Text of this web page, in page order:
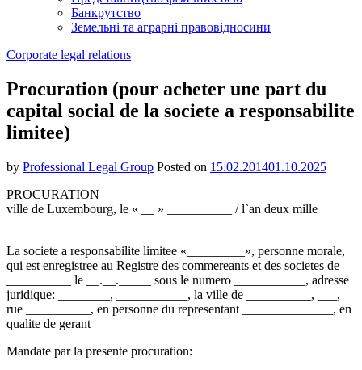
Банкрутство
Земельні та аграрні правовідносини
Corporate legal relations
Procuration (pour acheter une part du
capital social de la societe a responsabilite
limitee)
by Professional Legal Group Posted on 15.02.201401.10.2025
PROCURATION
ville de Luxembourg, le « __ » __________ / l`an deux mille
La societe a responsabilite limitee «_________», personne morale,
qui est enregistree au Registre des commereants et des societes de
__________ le __.__._____ sous le numero ___________, adresse
juridique: ________, ___________, la ville de __________, ___,
rue __________, en personne du representant ______________, en
qualite de gerant
Mandate par la presente procuration: